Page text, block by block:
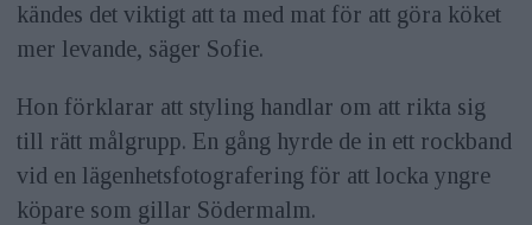
kändes det viktigt att ta med mat för att göra köket
mer levande, säger Sofie.
Hon förklarar att styling handlar om att rikta sig
till rätt målgrupp. En gång hyrde de in ett rockband
vid en lägenhetsfotografering för att locka yngre
köpare som gillar Södermalm.